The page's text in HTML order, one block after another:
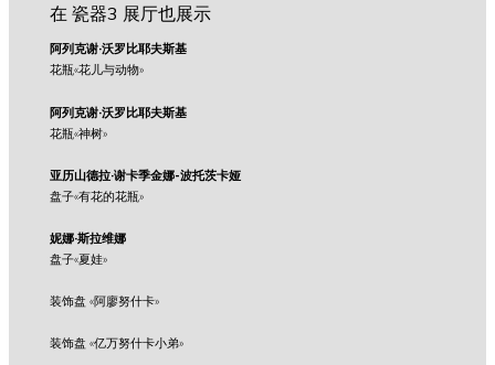
在 瓷器3 展厅也展示
阿列克谢·沃罗比耶夫斯基
花瓶«花儿与动物»
阿列克谢·沃罗比耶夫斯基
花瓶«神树»
亚历山德拉·谢卡季金娜-波托茨卡娅
盘子«有花的花瓶»
妮娜·斯拉维娜
盘子«夏娃»
装饰盘 «阿廖努什卡»
装饰盘 «亿万努什卡小弟»